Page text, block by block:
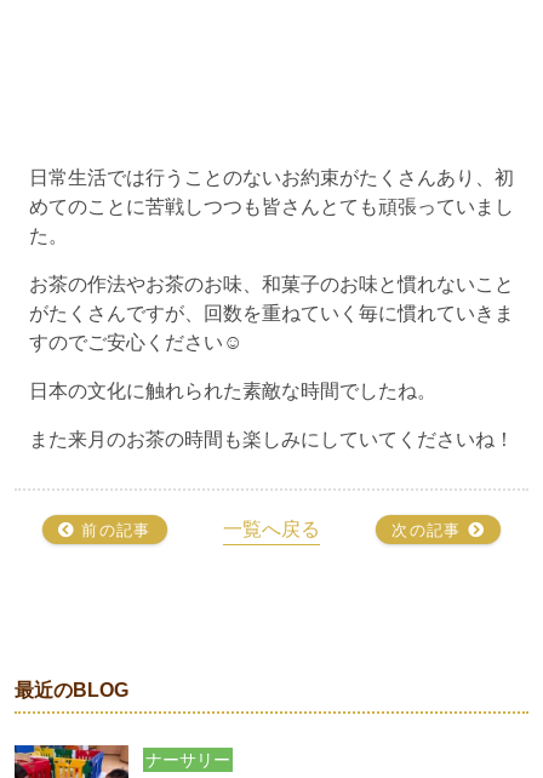
日常生活では行うことのないお約束がたくさんあり、初
めてのことに苦戦しつつも皆さんとても頑張っていまし
た。
お茶の作法やお茶のお味、和菓子のお味と慣れないこと
がたくさんですが、回数を重ねていく毎に慣れていきま
すのでご安心ください☺︎
日本の文化に触れられた素敵な時間でしたね。
また来月のお茶の時間も楽しみにしていてくださいね！
前の記事 一覧へ戻る 次の記事
最近のBLOG
ナーサリー